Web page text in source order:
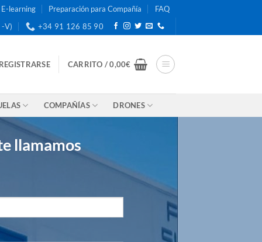
E-learning Preparación para Compañía
FAQ
V)
+34 91 126 85 90
CARRITO /0,00€
COMPAÑÍAS DRONES
llamamos